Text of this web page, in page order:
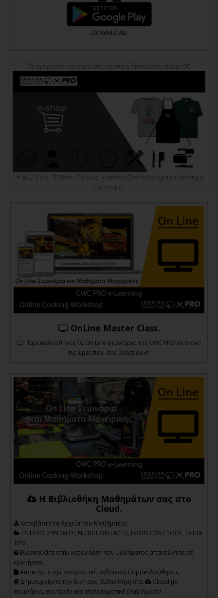
DOWNLOAD
💥 Αγοράστε και κερδίστε κουπόνι έκπτωσης αξίας 10€
👩🏼‍🍳 Polo - T-Shirt - Ποδίες - Καπέλα Chef Μάγειρα με κέντημα
ή τύπωμα ,
OnLine Master Class.
Παρακολουθήστε τα On Line σεμινάρια της CWC PRO σε Video
τις ώρες που σας βολεύουν!!
Η Βιβλιοθήκη Μαθημάτων σας στο
Cloud.
Kατεβάστε τα Αρχεία του Μαθήματος:
ΕΝΤΥΠΕΣ ΣΥΝΤΑΓΕΣ, NUTRITION FACTS, FOOD COST TOOL, EXTRA
TIPS.
Εξασκηθείτε στην κατανόηση του μαθήματος απαντώντας σε
ερωτήσεις.
Αποκτήστε την ονομαστική Βεβαίωση Παρακολούθησης.
Δημιουργήστε την δική σας βιβλιοθήκη στο
Cloud με
σεμινάρια, συνταγές και επαγγελματικά βοηθήματα!